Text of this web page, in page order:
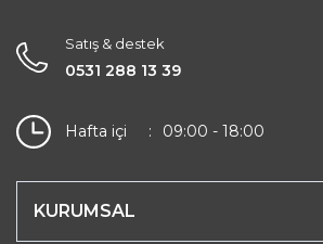
Satış & destek
0531 288 13 39
Hafta içi 09:00 - 18:00
KURUMSAL